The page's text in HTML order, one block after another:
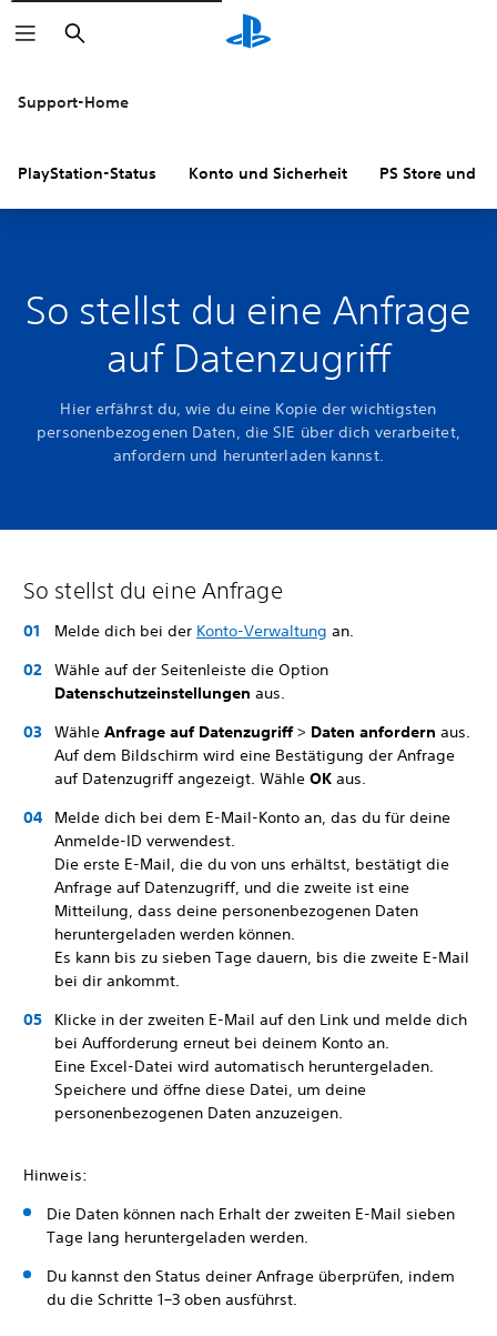
Suchen
Support-Home
PlayStation-Status Konto und Sicherheit PS Store und
So stellst du eine Anfrage
auf Datenzugriff
Hier erfährst du, wie du eine Kopie der wichtigsten
personenbezogenen Daten, die SIE über dich verarbeitet,
anfordern und herunterladen kannst.
So stellst du eine Anfrage
Melde dich bei der Konto-Verwaltung an.
Wähle auf der Seitenleiste die Option
Datenschutzeinstellungen aus.
Wähle Anfrage auf Datenzugriff> Daten anfordern aus.
Auf dem Bildschirm wird eine Bestätigung der Anfrage
auf Datenzugriff angezeigt. Wähle OK aus.
Melde dich bei dem E-Mail-Konto an, das du für deine
Anmelde-ID verwendest.
Die erste E-Mail, die du von uns erhältst, bestätigt die
Anfrage auf Datenzugriff, und die zweite ist eine
Mitteilung, dass deine personenbezogenen Daten
heruntergeladen werden können.
Es kann bis zu sieben Tage dauern, bis die zweite E-Mail
bei dir ankommt.
Klicke in der zweiten E-Mail auf den Link und melde dich
bei Aufforderung erneut bei deinem Konto an.
Eine Excel-Datei wird automatisch heruntergeladen.
Speichere und öffne diese Datei, um deine
personenbezogenen Daten anzuzeigen.
Hinweis:
Die Daten können nach Erhalt der zweiten E-Mail sieben
Tage lang heruntergeladen werden.
Du kannst den Status deiner Anfrage überprüfen, indem
du die Schritte 1–3 oben ausführst.